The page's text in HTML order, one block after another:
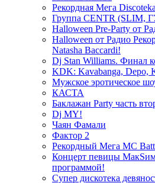
Рекордная Мега
Группа CENTR
Halloween Pre-Party от
Halloween от Радио
Natasha Baccardi!
Dj Stan Williams. Финал
KDK: Kavabanga, Depo,
Мужское эротическое
КАСТА
Баклажан Party часть
Dj MY!
Чаян Фамали
Фактор 2
Рекордный Мега МС
Концерт певицы
программой!
Супер дискотека